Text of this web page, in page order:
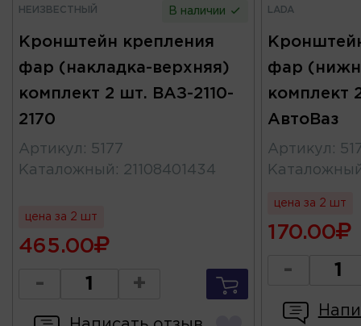
НЕИЗВЕСТНЫЙ В наличии
Кронштейн крепления
фар (накладка-верхняя)
комплект 2 шт. ВАЗ-2110-
2170
Артикул : 5177
Каталожный : 21108401434
цена за 2 шт
465.00
- +
LADA
фар
комплект
АвтоВаз
Артикул :
цена за 2 шт
170.00
-